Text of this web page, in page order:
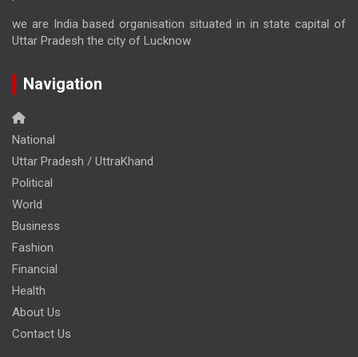
we are India based organisation situated in in state capital of
Uttar Pradesh the city of Lucknow
Navigation
National
Uttar Pradesh / UttraKhand
Political
World
Business
Fashion
Financial
Health
About Us
Contact Us